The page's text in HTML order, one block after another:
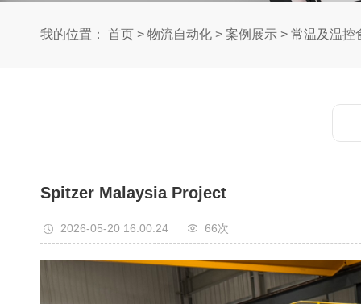
我的位置： 首页 > 物流自动化 > 案例展示 > 常温及温控
Spitzer Malaysia Project
2026-05-20 16:00:24 66次